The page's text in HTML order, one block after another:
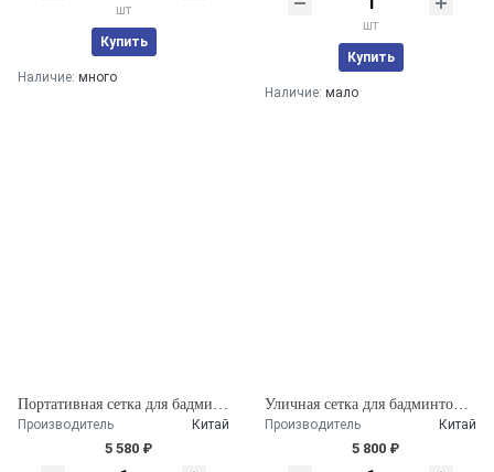
шт
Купить
Наличие: много
шт
Купить
Наличие: мало
Производитель Китай
5 580 ₽
Производитель Китай
5 800 ₽